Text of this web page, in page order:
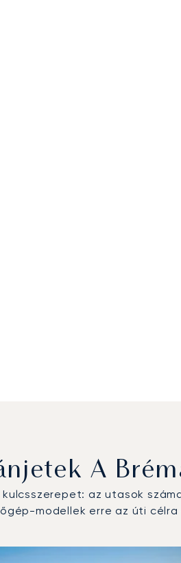
A
az utasok
modellek erre az úti célra
alapján 2025-ben